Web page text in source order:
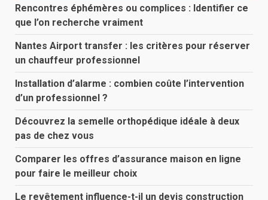
Rencontres éphémères ou complices : Identifier ce
que l’on recherche vraiment
Nantes Airport transfer : les critères pour réserver
un chauffeur professionnel
Installation d’alarme : combien coûte l’intervention
d’un professionnel ?
Découvrez la semelle orthopédique idéale à deux
pas de chez vous
Comparer les offres d’assurance maison en ligne
pour faire le meilleur choix
Le revêtement influence-t-il un devis construction